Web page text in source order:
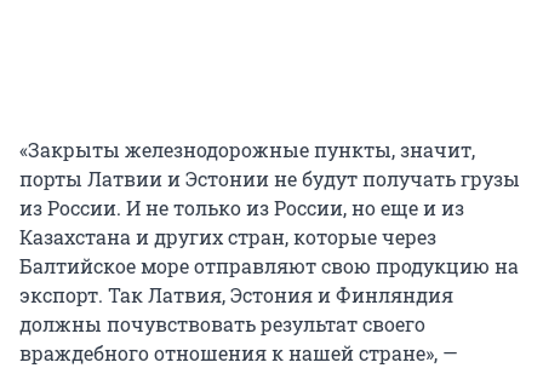
«Закрыты железнодорожные пункты, значит,
порты Латвии и Эстонии не будут получать грузы
из России. И не только из России, но еще и из
Казахстана и других стран, которые через
Балтийское море отправляют свою продукцию на
экспорт. Так Латвия, Эстония и Финляндия
должны почувствовать результат своего
враждебного отношения к нашей стране», —